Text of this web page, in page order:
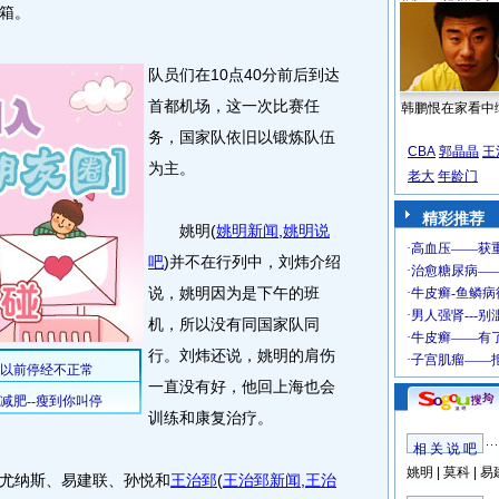
。
队员们在10点40分前后到达
首都机场，这一次比赛任
务，国家队依旧以锻炼队伍
为主。
姚明(姚明新闻 姚明说
吧)并不在行列中，刘炜介绍
说，姚明因为是下午的班
机，所以没有同国家队同
行。刘炜还说，姚明的肩伤
一直没有好，他回上海也会
训练和康复治疗。
斯、易建联、孙悦和王治郅(王治郅新闻 王治
韩鹏恨在家看中
CBA 郭晶晶 王
老大 年龄门
精彩推荐
相 关 说 吧
姚明
莫科| 易